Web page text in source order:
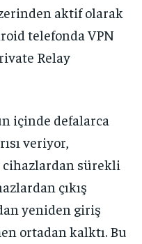
aktif olarak
telefonda VPN
Relay
içinde defalarca
veriyor,
cihazlardan sürekli
çıkış
yeniden giriş
ortadan kalktı. Bu